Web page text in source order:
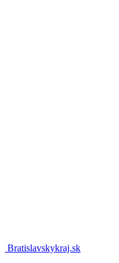
Bratislavskykraj.sk